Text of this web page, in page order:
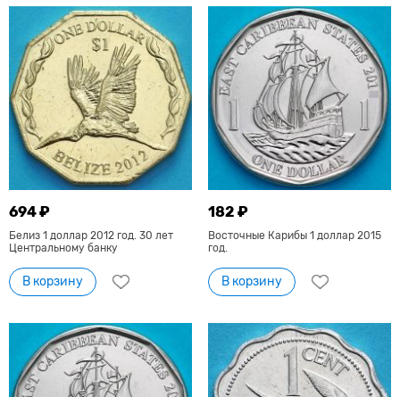
694 ₽
Белиз 1 доллар 2012 год. 30 лет
Центральному банку
В корзину
182 ₽
Восточные Карибы 1 доллар 2015
год.
В корзину